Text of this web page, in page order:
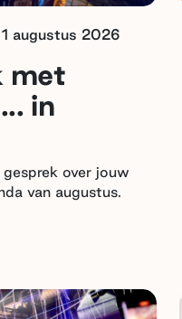
1 augustus 2026
met
in
over jouw
van augustus.